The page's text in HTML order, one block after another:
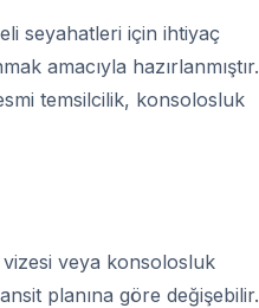
seyahatleri için ihtiyaç
amacıyla hazırlanmıştır.
temsilcilik, konsolosluk
veya konsolosluk
planına göre değişebilir.